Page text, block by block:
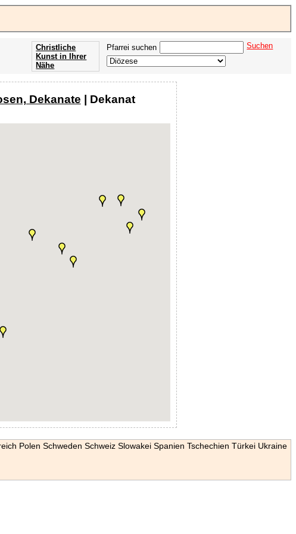
Pfarrei suchen Suchen
Christliche
Kunst in Ihrer
Nähe
Dekanate | Dekanat
Polen Schweden Schweiz Slowakei Spanien Tschechien Türkei Ukraine